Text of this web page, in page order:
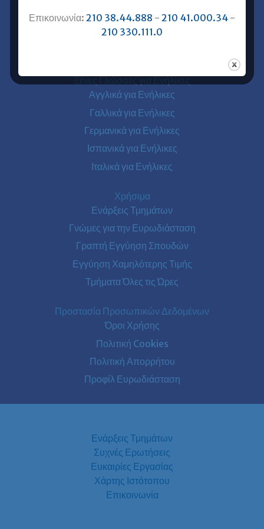
Ευρωδιάσταση Online Μαθήματα
Ευρωδιάσταση Αθήνα
Αγγλικά για Ενήλικες
Γαλλικά για Ενήλικες
Γερμανικά για Ενήλικες
Ισπανικά για Ενήλικες
Ιταλικά για Ενήλικες
Χρήσιμα
Ενάρξεις Τμημάτων
Γνώμες για την Ευρωδιάσταση
Γραπτή Εγγύηση Σπουδών
Εγγύηση Χαμηλότερης Τιμής
Τμήματα Όλες τις Ώρες
Προστασία Προσωπικών Δεδομένων
Όροι Χρήσης
Πολιτική Cookies
Πολιτική Απορρήτου
Προφίλ Ευρωδιάσταση
Ενάρξεις Τμημάτων
Συχνές Ερωτήσεις
Ευκαιρίες Εργασίας
Χάρτης Ιστότοπου
Επικοινωνία
Επικοινωνία: 210 38.44.888 - 210 41.000.34 -
210 330.111.0